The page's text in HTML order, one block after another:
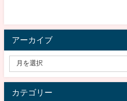
アーカイブ
カテゴリー